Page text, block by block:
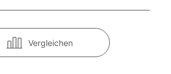
Vergleichen